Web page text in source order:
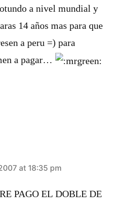
a nivel mundial y
14 años mas para que
a peru =) para
a pagar…
at 18:35 pm
PAGO EL DOBLE DE